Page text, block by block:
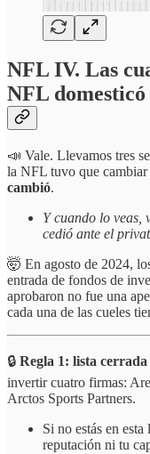
NFL IV. Las
NFL
📣 Vale. Llevamos tres
la NFL tuvo que cambiar
cambió.
Y cuando lo veas,
cedió ante el
🤯 En agosto de 2024,
entrada de fondos de
aprobaron no fue una
cada una de las cueles
🔒 Regla 1: lista
invertir cuatro firmas:
Arctos Sports Partners.
Si no estás en
reputación ni tu